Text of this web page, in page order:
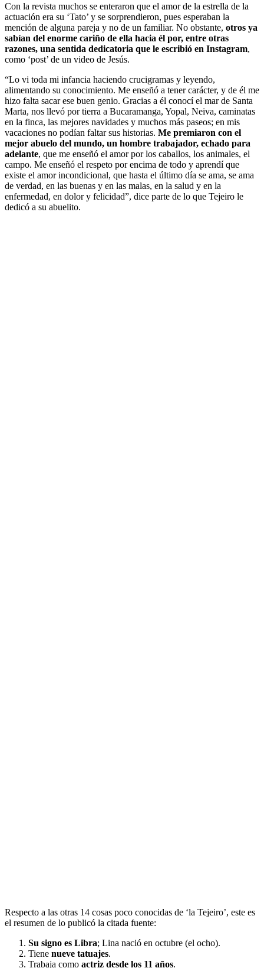
Con la revista muchos se enteraron que el amor de la estrella de la
actuación era su ‘Tato’ y se sorprendieron, pues esperaban la
mención de alguna pareja y no de un familiar. No obstante, otros ya
sabían del enorme cariño de ella hacia él por, entre otras
razones, una sentida dedicatoria que le escribió en Instagram,
como ‘post’ de un video de Jesús.
“Lo vi toda mi infancia haciendo crucigramas y leyendo,
alimentando su conocimiento. Me enseñó a tener carácter, y de él me
hizo falta sacar ese buen genio. Gracias a él conocí el mar de Santa
Marta, nos llevó por tierra a Bucaramanga, Yopal, Neiva, caminatas
en la finca, las mejores navidades y muchos más paseos; en mis
vacaciones no podían faltar sus historias. Me premiaron con el
mejor abuelo del mundo, un hombre trabajador, echado para
adelante, que me enseñó el amor por los caballos, los animales, el
campo. Me enseñó el respeto por encima de todo y aprendí que
existe el amor incondicional, que hasta el último día se ama, se ama
de verdad, en las buenas y en las malas, en la salud y en la
enfermedad, en dolor y felicidad”, dice parte de lo que Tejeiro le
dedicó a su abuelito.
Respecto a las otras 14 cosas poco conocidas de ‘la Tejeiro’, este es
el resumen de lo publicó la citada fuente:
Su signo es Libra; Lina nació en octubre (el ocho).
Tiene nueve tatuajes.
Trabaja como actriz desde los 11 años.